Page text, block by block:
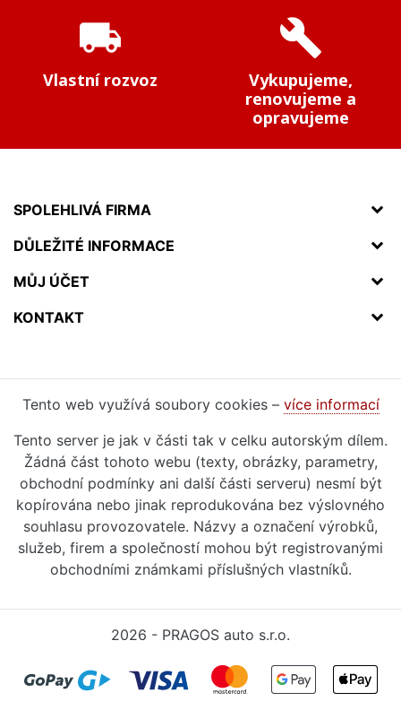
local_shipping
Vlastní rozvoz
build
Vykupujeme,
renovujeme a
opravujeme
SPOLEHLIVÁ FIRMA
DŮLEŽITÉ INFORMACE
MŮJ ÚČET
KONTAKT
Tento web využívá soubory cookies – více informací
Tento server je jak v části tak v celku autorským dílem.
Žádná část tohoto webu (texty, obrázky, parametry,
obchodní podmínky ani další části serveru) nesmí být
kopírována nebo jinak reprodukována bez výslovného
souhlasu provozovatele. Názvy a označení výrobků,
služeb, firem a společností mohou být registrovanými
obchodními známkami příslušných vlastníků.
2026 - PRAGOS auto s.r.o.